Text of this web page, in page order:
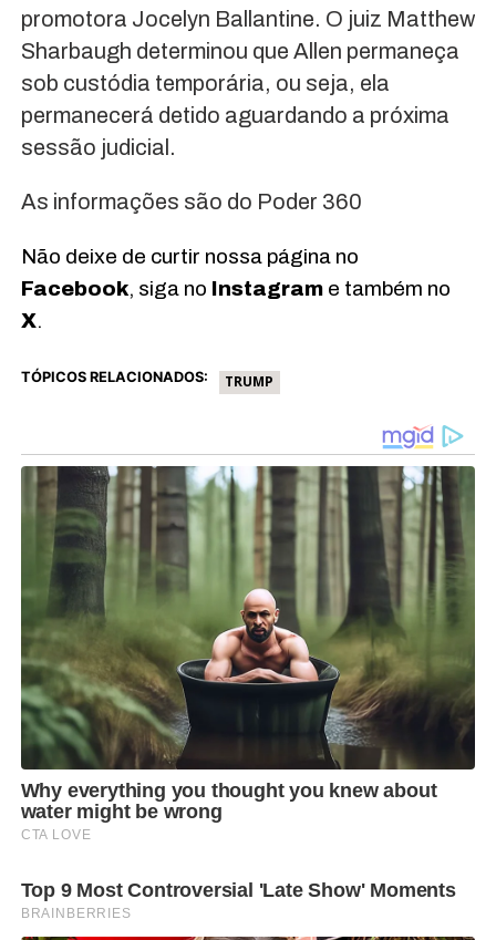
promotora Jocelyn Ballantine. O juiz Matthew
Sharbaugh determinou que Allen permaneça
sob custódia temporária, ou seja, ela
permanecerá detido aguardando a próxima
sessão judicial.
As informações são do Poder 360
Não deixe de curtir nossa página no
Facebook, siga no Instagrame também no
X.
TÓPICOS RELACIONADOS: TRUMP